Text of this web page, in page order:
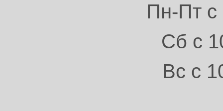
Пн-Пт с
Сб с
Вс с